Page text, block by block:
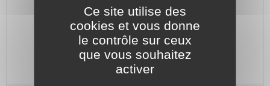
Code article :CF150005
Prix : 595,80 €HT
Ce site utilise des
cookies et vous donne
le contrôle sur ceux
que vous souhaitez
activer